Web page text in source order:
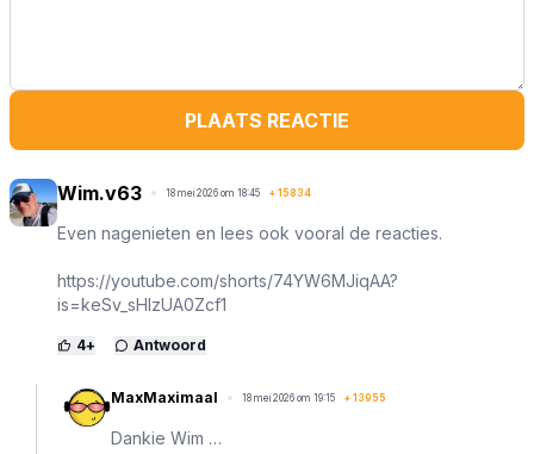
PLAATS REACTIE
Wim.v63 18 mei 2026 om 18:45 + 15834
Even nagenieten en lees ook vooral de reacties.
https://youtube.com/shorts/74YW6MJiqAA?
is=keSv_sHlzUA0Zcf1
4+ Antwoord
MaxMaximaal 18 mei 2026 om 19:15 + 13955
Dankie Wim …